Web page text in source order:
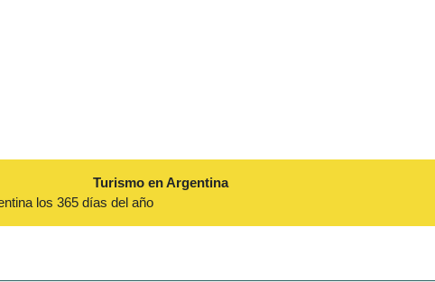
Turismo en Argentina
los 365 días del año